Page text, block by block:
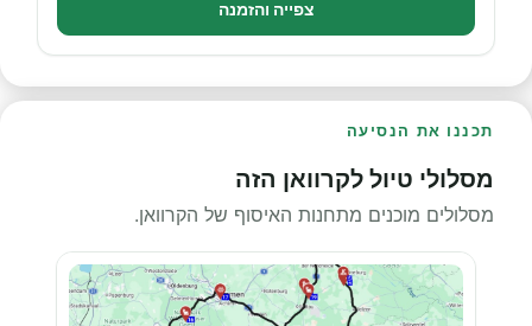
צפייה והזמנה
תכננו את הנסיעה
מסלולי טיול לקרוואן הזה
מסלולים מוכנים מתחנות האיסוף של הקרוואן.